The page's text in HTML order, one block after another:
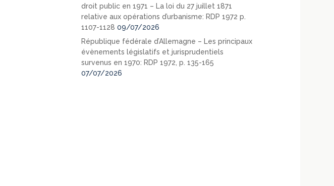
droit public en 1971 – La loi du 27 juillet 1871
relative aux opérations d’urbanisme: RDP 1972 p.
1107-1128 09/07/2026
République fédérale d’Allemagne – Les principaux
évènements législatifs et jurisprudentiels
survenus en 1970: RDP 1972, p. 135-165
07/07/2026